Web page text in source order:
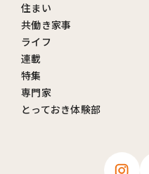
住まい
共働き家事
ライフ
連載
特集
専門家
とっておき体験部